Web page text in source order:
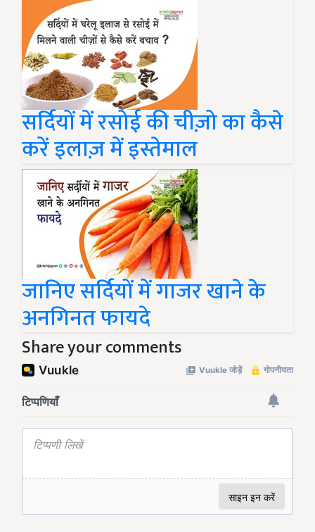
सर्दियों में रसोई की चीज़ो का कैसे
करें इलाज़ में इस्तेमाल
जानिए सर्दियों में गाजर खाने के
अनगिनत फायदे
Share your comments